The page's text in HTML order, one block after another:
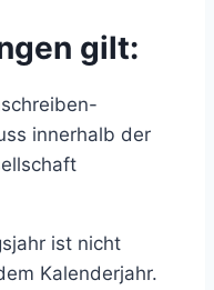
gilt:
innerhalb der
ist nicht
Kalenderjahr.